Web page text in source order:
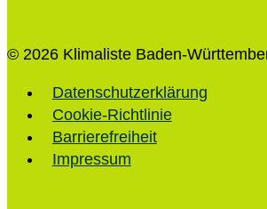
© 2026 Klimaliste Baden-
Datenschutzerklärung
Cookie-Richtlinie
Barrierefreiheit
Impressum